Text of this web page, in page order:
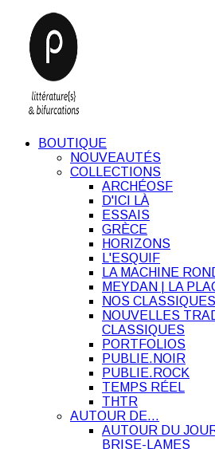
BOUTIQUE
NOUVEAUTÉS
COLLECTIONS
ARCHÉOSF
D'ICI LÀ
ESSAIS
GRÈCE
HORIZONS
L'ESQUIF
LA MACHINE
MEYDAN | LA
NOS CLASSIQUES
NOUVELLES
CLASSIQUES
PORTFOLIOS
PUBLIE.NOIR
PUBLIE.ROCK
TEMPS RÉEL
THTR
AUTOUR DE…
AUTOUR DU
BRISE-LAMES